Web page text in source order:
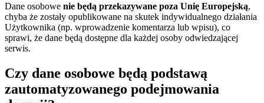
Dane osobowe nie będą przekazywane poza Unię Europejską,
chyba że zostały opublikowane na skutek indywidualnego działania
Użytkownika (np. wprowadzenie komentarza lub wpisu), co
sprawi, że dane będą dostępne dla każdej osoby odwiedzającej
serwis.
Czy dane osobowe będą podstawą
zautomatyzowanego podejmowania